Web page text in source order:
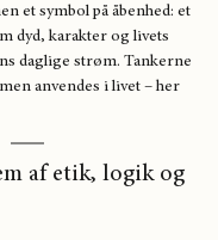
et symbol på åbenhed: et
dyd, karakter og livets
daglige strøm. Tankerne
anvendes i livet – her
af etik, logik og